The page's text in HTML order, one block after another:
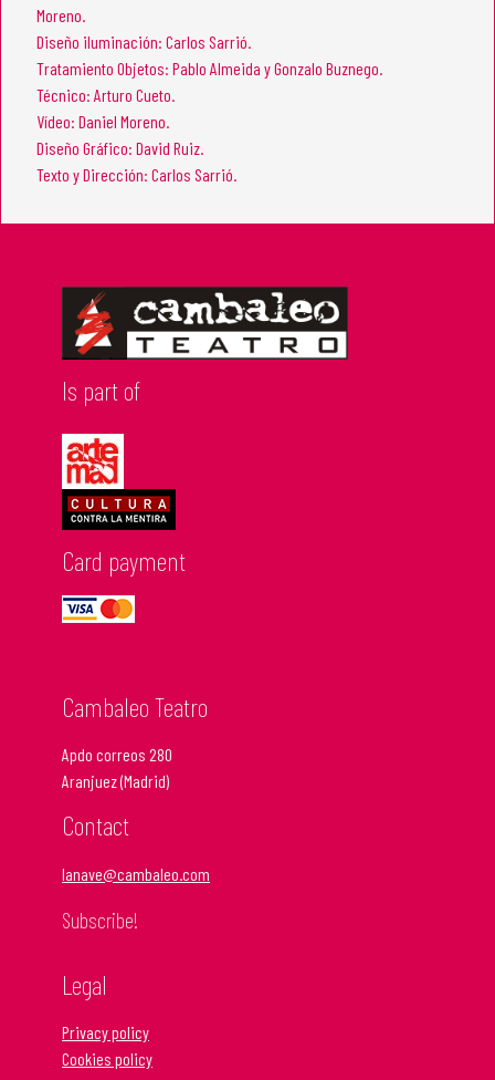
Moreno.
Diseño iluminación: Carlos Sarrió.
Tratamiento Objetos: Pablo Almeida y Gonzalo Buznego.
Técnico: Arturo Cueto.
Vídeo: Daniel Moreno.
Diseño Gráfico: David Ruiz.
Texto y Dirección: Carlos Sarrió.
Is part of
Card payment
Cambaleo Teatro
Apdo correos 280
Aranjuez (Madrid)
Contact
lanave@cambaleo.com
Subscribe!
Legal
Privacy policy
Cookies policy